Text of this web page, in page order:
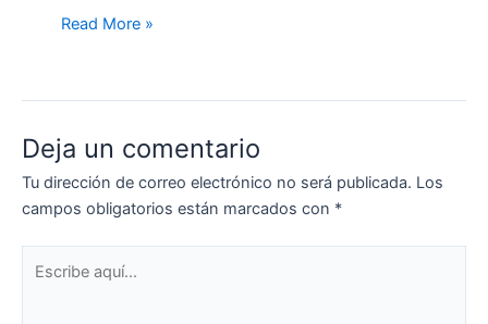
Read More »
Deja un comentario
Tu dirección de correo electrónico no será publicada. Los
campos obligatorios están marcados con *
aquí...